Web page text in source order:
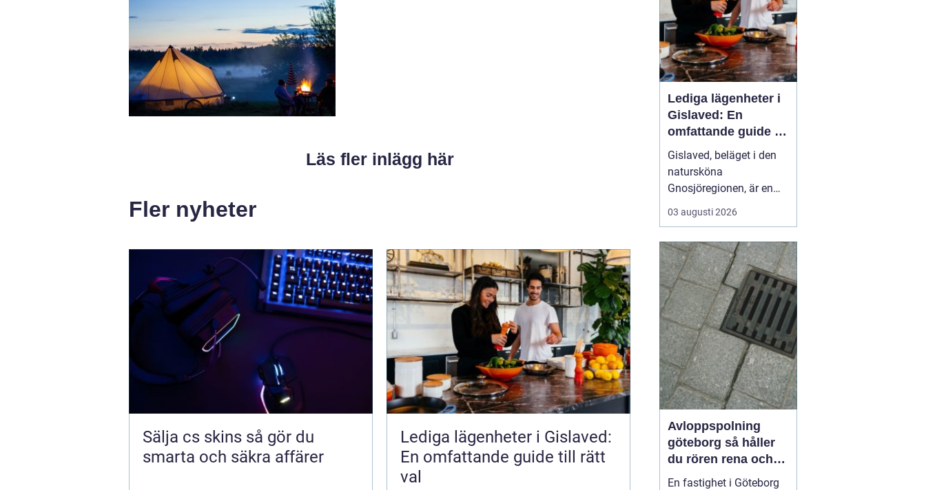
Läs fler inlägg här
Fler nyheter
Sälja cs skins så gör du
smarta och säkra affärer
Lediga lägenheter i Gislaved:
En omfattande guide till rätt
val
Lediga lägenheter i
Gislaved: En
omfattande guide till
rätt val
Gislaved, beläget i den
natursköna
Gnosjöregionen, är en
charmig kommun i
Jönköpings län känt för
och härliga natur. Med
närheten till Nissan, som
flyter genom kommunen
...
03 augusti 2026
Avloppspolning
göteborg så håller
du rören rena och
trygga året runt
En fastighet i Göteborg